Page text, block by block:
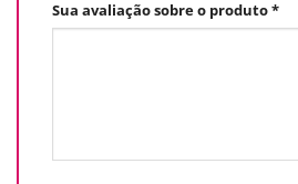
Sua avaliação sobre o produto*